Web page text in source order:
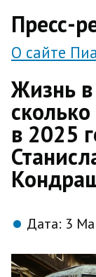
Пресс-
О сайте
Жизнь в
в 2025
Дата: 3